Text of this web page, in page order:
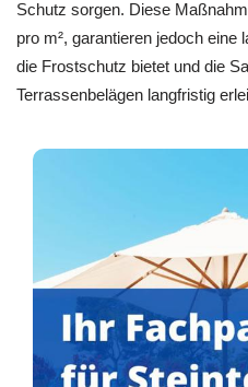
Schutz sorgen. Diese
pro m², garantieren jedoch eine
die Frostschutz bietet und die
Terrassenbelägen langfristig